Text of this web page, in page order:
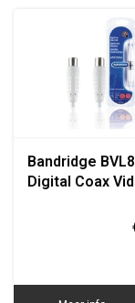
Bandridge
Digital Coax